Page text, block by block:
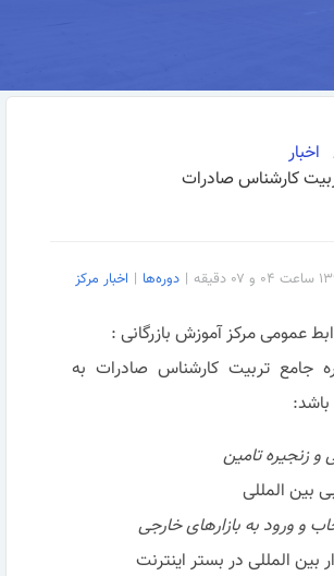
اخبار
كارشناس صادرات
| دوره‌ها | اخبار مرکز
عمومی مرکز آموزش بازرگانی :
جامع تربیت کارشناس صادرات به
و زنجیره تامین
بین المللی
و ورود به بازارهای خارجی
بین المللی در بستر اینترنت